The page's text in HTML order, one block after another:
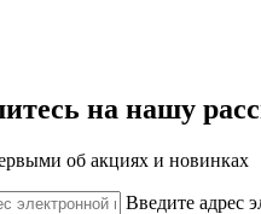
на нашу
об акциях и новинках
Введите адрес